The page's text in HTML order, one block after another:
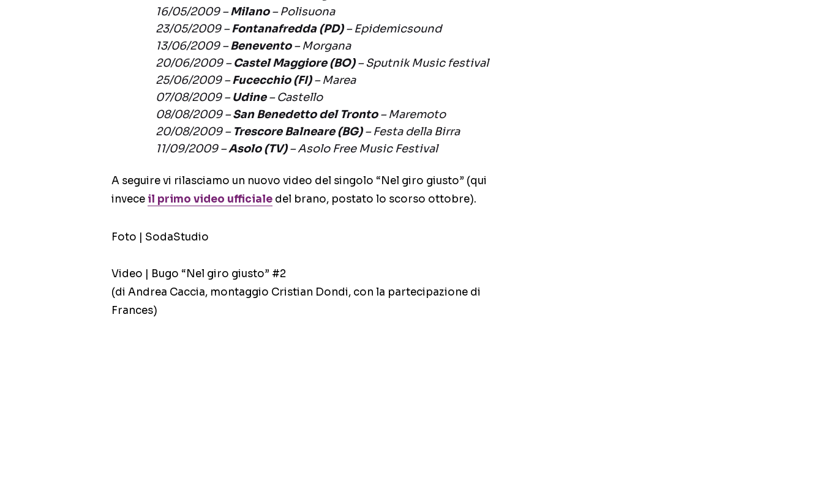
16/05/2009 –Milano– Polisuona
23/05/2009 –Fontanafredda (PD)– Epidemicsound
13/06/2009 –Benevento– Morgana
20/06/2009 –Castel Maggiore (BO)– Sputnik Music festival
25/06/2009 –Fucecchio (FI)– Marea
07/08/2009 –Udine– Castello
08/08/2009 –San Benedetto del Tronto– Maremoto
20/08/2009 – Trescore Balneare (BG)– Festa della Birra
11/09/2009 –Asolo (TV)– Asolo Free Music Festival
A seguire vi rilasciamo un nuovo video del singolo “Nel giro giusto” (qui
invece il primo video ufficiale del brano, postato lo scorso ottobre).
Foto | SodaStudio
Video | Bugo “Nel giro giusto” #2
(di Andrea Caccia, montaggio Cristian Dondi, con la partecipazione di
Frances)